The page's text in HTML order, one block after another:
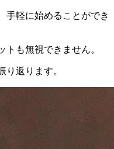
手軽に始めることができ
も無視できません。
り返ります。